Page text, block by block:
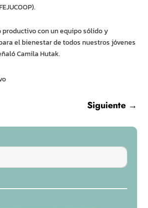
con un equipo sólido y
el bienestar de todos nuestros jóvenes
Camila Hutak.
Siguiente→